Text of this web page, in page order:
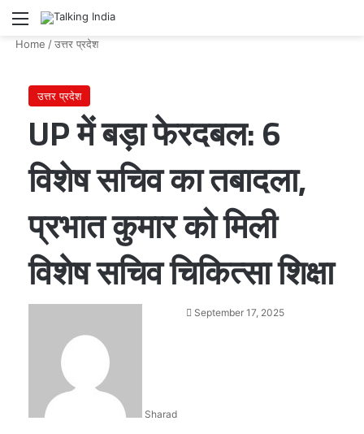
Menu
Home /उत्तर प्रदेश
उत्तर प्रदेश
UP में बड़ा फेरदबल: 6
विशेष सचिव का तबादला,
प्रभात कुमार को मिली
विशेष सचिव चिकित्सा शिक्षा
Sharad
SendSeptember 17, 2025